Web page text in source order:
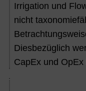
Irrigation und
nicht
Diesbezüglich
CapEx und OpEx